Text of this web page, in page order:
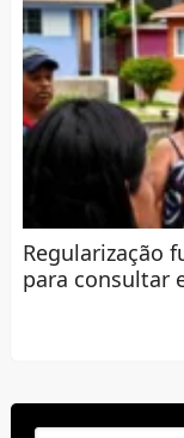
Regularização
para consultar